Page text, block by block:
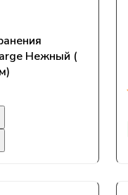
Нежный (